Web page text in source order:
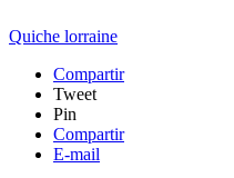
Quiche lorraine
Compartir
Tweet
Pin
Compartir
E-mail